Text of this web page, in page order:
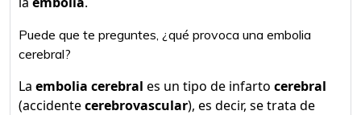
Puede que te preguntes, ¿qué provoca una embolia
cerebral?
La embolia cerebral es un tipo de infarto cerebral
(accidentecerebrovascular), es decir, se trata de